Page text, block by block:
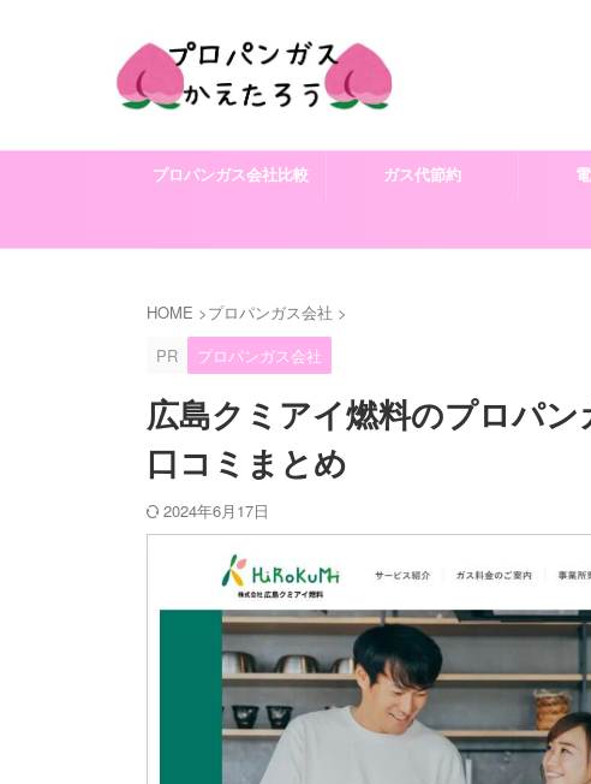
プロパンガス会社比較 ガス代節約
HOME >プロパンガス会社 >
PR
プロパンガス会社
広島クミアイ燃料のプロパン
口コミまとめ
2024年6月17日